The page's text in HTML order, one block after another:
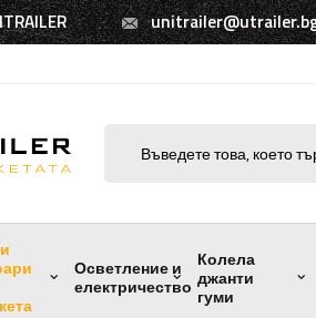
Осветление и
електричество
Колела
джанти
гуми